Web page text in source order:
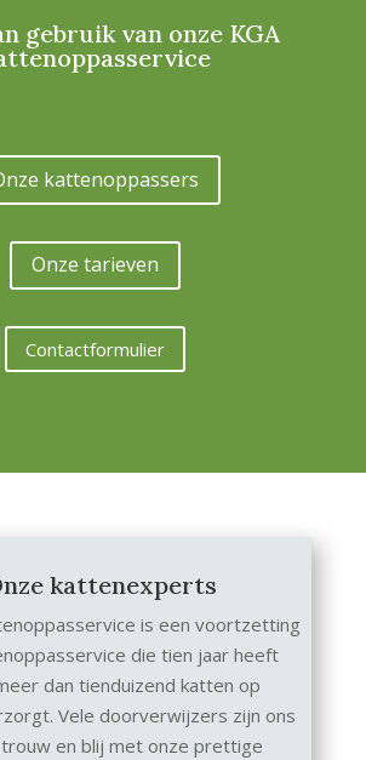
gebruik van onze KGA
kattenoppassers
Onze tarieven
Contactformulier
kattenexperts
is een voortzetting
die tien jaar heeft
dan tienduizend katten op
Vele doorverwijzers zijn ons
en blij met onze prettige